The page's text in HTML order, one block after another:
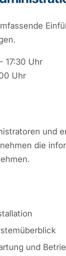
17:30 Uhr
Uhr
und
die
und